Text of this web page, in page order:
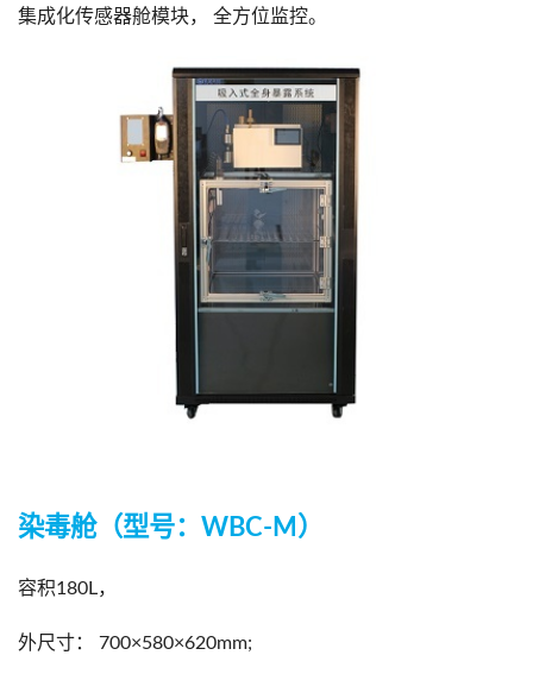
集成化传感器舱模块， 全方位监控。
染毒舱（型号：WBC-M）
容积180L，
外尺寸： 700×580×620mm;